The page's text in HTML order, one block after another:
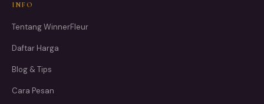
INFO
Tentang WinnerFleur
Daftar Harga
Blog & Tips
Cara Pesan